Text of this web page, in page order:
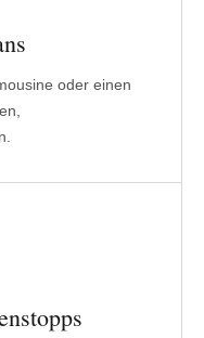
oder einen